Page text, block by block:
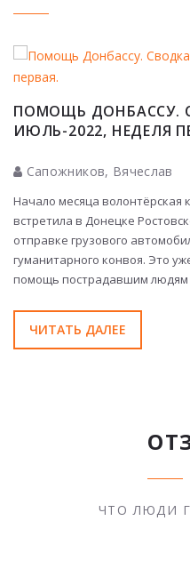
ПОМОЩЬ ДОНБАССУ.
ИЮЛЬ-2022, НЕДЕЛЯ
Сапожников, Вячеслав
Начало месяца
встретила в Донецке
отправке грузового
гуманитарного конвоя. Это
помощь пострадавшим людям
ЧИТАТЬ ДАЛЕЕ
ЧТО ЛЮДИ